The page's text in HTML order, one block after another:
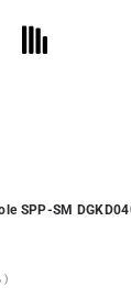
SPP-SM
)